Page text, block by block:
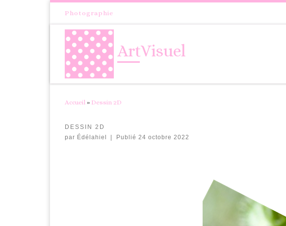
Passer au contenuPhotographie
ArtVisuel
Accueil » Dessin 2D
DESSIN 2D
par Édélahiel Publié 24 octobre 2022